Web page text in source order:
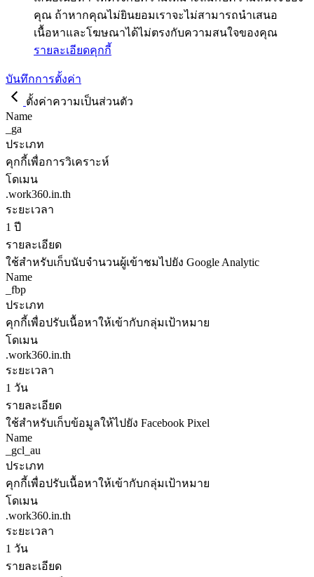
คุณ ถ้าหากคุณไม่ยินยอมเราจะไม่สามารถนำเสนอ
เนื้อหาและโฆษณาได้ไม่ตรงกับความสนใจของคุณ
รายละเอียดคุกกี้
บันทึกการตั้งค่า
ตั้งค่าความเป็นส่วนตัว
Name
_ga
ประเภท
คุกกี้เพื่อการวิเคราะห์
โดเมน
.work360.in.th
ระยะเวลา
1 ปี
รายละเอียด
ใช้สำหรับเก็บนับจำนวนผู้เข้าชมไปยัง Google Analytic
Name
_fbp
ประเภท
คุกกี้เพื่อปรับเนื้อหาให้เข้ากับกลุ่มเป้าหมาย
โดเมน
.work360.in.th
ระยะเวลา
1 วัน
รายละเอียด
ใช้สำหรับเก็บข้อมูลให้ไปยัง Facebook Pixel
Name
_gcl_au
ประเภท
คุกกี้เพื่อปรับเนื้อหาให้เข้ากับกลุ่มเป้าหมาย
โดเมน
.work360.in.th
ระยะเวลา
1 วัน
รายละเอียด